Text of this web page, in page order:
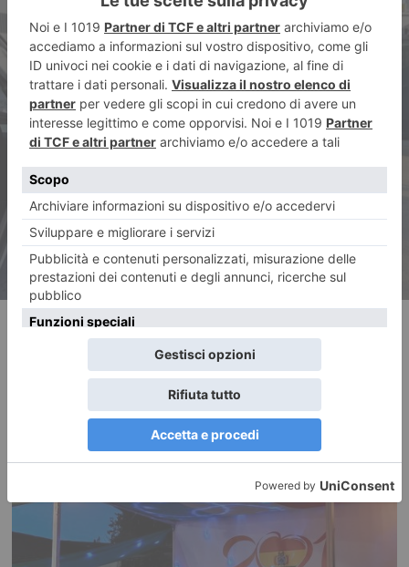
Arrestato il trasfertista della
truffa dello specchietto
RECENTI: